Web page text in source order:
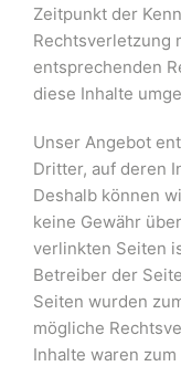
Zeitpunkt der
Rechtsverletzung
entsprechenden
diese Inhalte
Unser Angebot
Dritter, auf deren
Deshalb können
keine Gewähr
verlinkten Seiten
Betreiber der
Seiten wurden
mögliche
Inhalte waren